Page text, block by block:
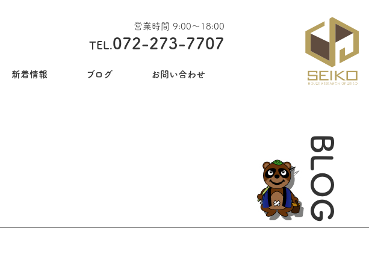
営業時間 9:00〜18:00
TEL.072-273-7707
新着情報 ブログ お問い合わせ
BLOG